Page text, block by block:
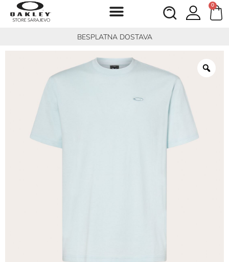
0
BESPLATNA DOSTAVA